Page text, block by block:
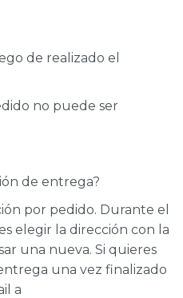
de realizado el
no puede ser
de entrega?
por pedido. Durante el
elegir la dirección con la
una nueva. Si quieres
una vez finalizado
a